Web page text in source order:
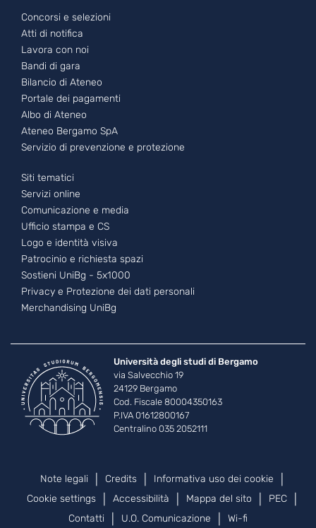
Footer - 2
Concorsi e selezioni
Atti di notifica
Lavora con noi
Bandi di gara
Bilancio di Ateneo
Portale dei pagamenti
Albo di Ateneo
Ateneo Bergamo SpA
Servizio di prevenzione e protezione
Footer - 3
Siti tematici
Servizi online
Comunicazione e media
Ufficio stampa e CS
Logo e identità visiva
Patrocinio e richiesta spazi
Sostieni UniBg - 5x1000
Privacy e Protezione dei dati personali
Merchandising UniBg
Università degli studi di Bergamo
via Salvecchio 19
24129 Bergamo
Cod. Fiscale 80004350163
P.IVA 01612800167
Centralino 035 2052111
Piè di pagina
Note legali Credits
Informativa uso dei cookie
Cookie settings
Accessibilità Mappa del sito
PEC
Contatti
U.O. Comunicazione Wi-fi